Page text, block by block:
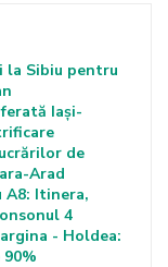
la Sibiu pentru
Iași-
de
Arad
A8: Itinera,
4
- Holdea: